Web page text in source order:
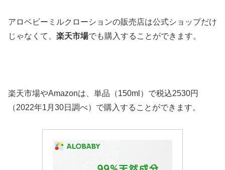
アロベビーミルクローションの販売店は公式ショップだけ
じゃなくて、 楽天市場でも購入することができます。
楽天市場やAmazonは、単品（150ml）で税込2530円
（2022年1月30日調べ）で購入することができます。